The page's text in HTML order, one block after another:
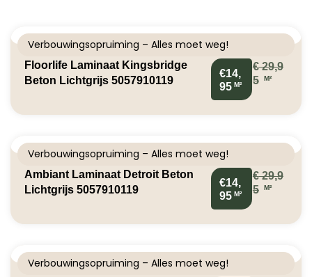
Verbouwingsopruiming – Alles moet weg!
Floorlife Laminaat Kingsbridge
Beton Lichtgrijs 5057910119
€14,
95 M²
€29,9
5
M²
Verbouwingsopruiming – Alles moet weg!
Ambiant Laminaat Detroit Beton
Lichtgrijs 5057910119
€14,
95 M²
€29,9
5
M²
Verbouwingsopruiming – Alles moet weg!